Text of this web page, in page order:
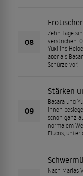
08
Zehn Tage
verstrichen.
Yuki ins
aber als
Schürze vor!
09
Stärken
Basara und
ihnen
schon ganz
normalem
Fluchs, unter
Nach Marias